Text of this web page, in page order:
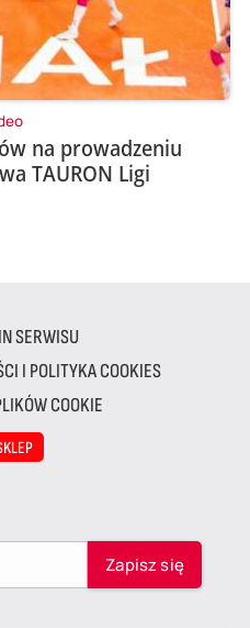
na prowadzeniu
TAURON Ligi
SERWISU
I POLITYKA COOKIES
COOKIE